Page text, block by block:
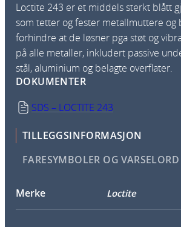
Loctite 243 er et middels sterkt blått
som tetter og fester metallmuttere og
forhindre at de løsner pga støt og
på alle metaller, inkludert passive
stål, aluminium og belagte overflater.
DOKUMENTER
SDS – LOCTITE 243
TILLEGGSINFORMASJON
FARESYMBOLER OG VARSELORD
Merke Loctite